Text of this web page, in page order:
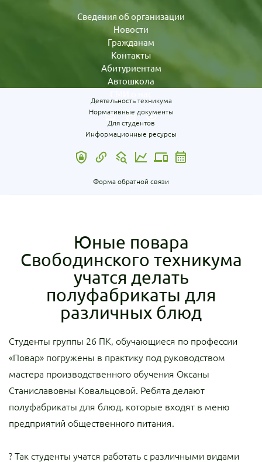
Сведения об организации
Новости
Гражданам
Контакты
Абитуриентам
Автошкола
Деятельность техникума
Нормативные документы
Для студентов
Информационные ресурсы
Форма обратной связи
Юные повара
Свободинского техникума
учатся делать
полуфабрикаты для
различных блюд
Студенты группы 26 ПК, обучающиеся по профессии
«Повар» погружены в практику под руководством
мастера производственного обучения Оксаны
Станиславовны Ковальцовой. Ребята делают
полуфабрикаты для блюд, которые входят в меню
предприятий общественного питания.
? Так студенты учатся работать с различными видами